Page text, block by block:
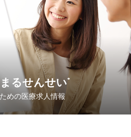
るせんせい®
めの医療求人情報